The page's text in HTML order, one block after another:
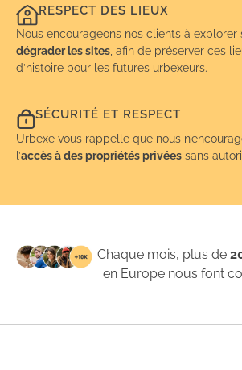
RESPECT DES LIEUX
Nous encourageons nos clients à explorer
dégrader les sites , afin de préserver ces
d’histoire pour les futures urbexeurs.
SÉCURITÉ ET RESPECT
Urbexe vous rappelle que nous
l’accès à des propriétés privées sans
Chaque mois, plus de
en Europe nous font